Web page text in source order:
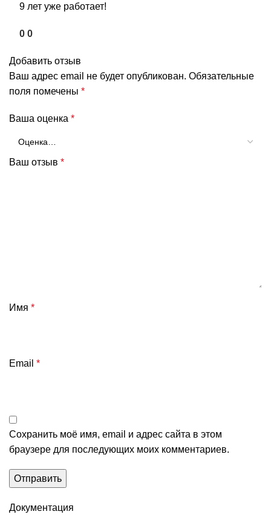
9 лет уже работает!
0 0
Добавить отзыв
Ваш адрес email не будет опубликован. Обязательные
поля помечены *
Ваша оценка *
Ваш отзыв *
Имя *
Email *
Сохранить моё имя, email и адрес сайта в этом
браузере для последующих моих комментариев.
Документация